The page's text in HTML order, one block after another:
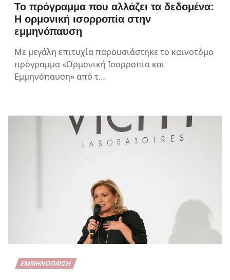
Το πρόγραμμα που αλλάζει τα δεδομένα:
Η ορμονική ισορροπία στην
εμμηνόπαυση
Με μεγάλη επιτυχία παρουσιάστηκε το καινοτόμο
πρόγραμμα «Ορμονική Ισορροπία και
Εμμηνόπαυση» από τ…
ΕΜΜΗΝΌΠΑΥΣΗ